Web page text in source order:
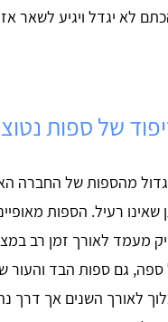
לא יגדל ויגיע לשאר
של ספות
מהספות של החברה
שאינו רעיל. הספות
מעמד לאורך זמן רב
ספה, גם ספות הבד והעור
לאורך השנים אך דרך